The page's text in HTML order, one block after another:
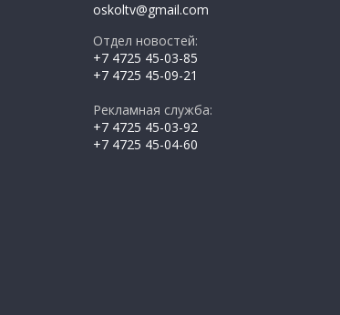
oskoltv@gmail.com
Отдел новостей:
+7 4725 45-03-85
+7 4725 45-09-21
Рекламная служба:
+7 4725 45-03-92
+7 4725 45-04-60